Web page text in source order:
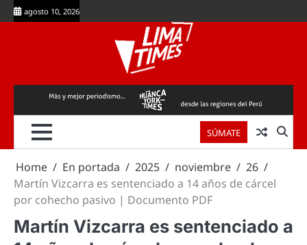
Skip
to
agosto 10, 2026
SÚMATE
Home En portada 2025 noviembre
26
Martín Vizcarra es sentenciado a 14 años de cárcel
por cohecho pasivo | Documento PDF
Martín Vizcarra es sentenciado a